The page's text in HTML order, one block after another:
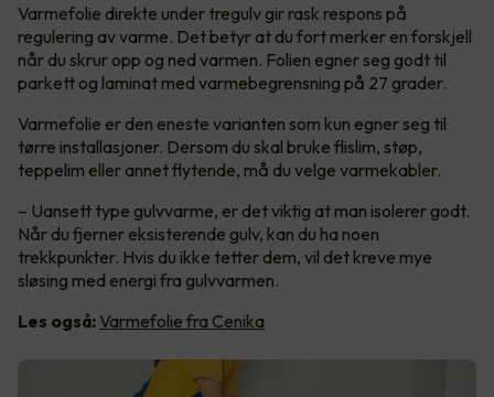
Varmefolie direkte under tregulv gir rask respons på
regulering av varme. Det betyr at du fort merker en forskjell
når du skrur opp og ned varmen. Folien egner seg godt til
parkett og laminat med varmebegrensning på 27 grader.
Varmefolie er den eneste varianten som kun egner seg til
tørre installasjoner. Dersom du skal bruke flislim, støp,
teppelim eller annet flytende, må du velge varmekabler.
– Uansett type gulvvarme, er det viktig at man isolerer godt.
Når du fjerner eksisterende gulv, kan du ha noen
trekkpunkter. Hvis du ikke tetter dem, vil det kreve mye
sløsing med energi fra gulvvarmen.
Les også: Varmefolie fra Cenika